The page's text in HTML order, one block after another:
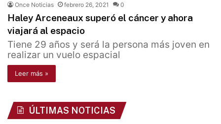
Once Noticias febrero 26, 2021 0
Haley Arceneaux superó el cáncer y ahora
viajará al espacio
Tiene 29 años y será la persona más joven en
realizar un vuelo espacial
Leer más »
ÚLTIMAS NOTICIAS